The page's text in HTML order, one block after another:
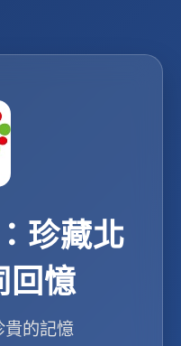
珍藏北
回憶
的記憶